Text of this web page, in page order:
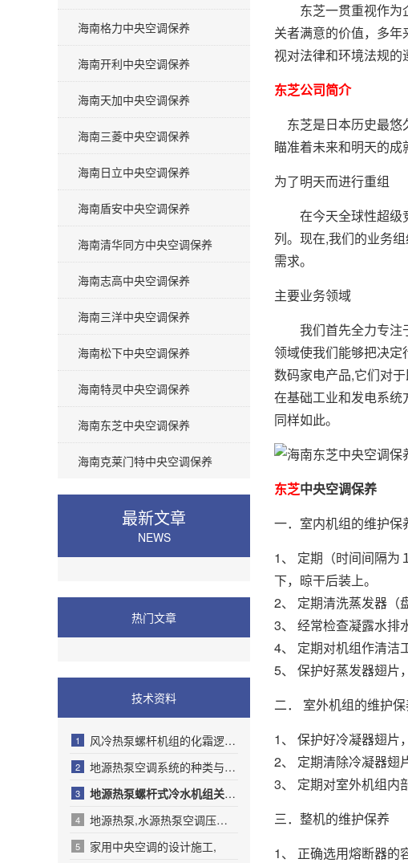
海南格力中央空调保养
海南开利中央空调保养
海南天加中央空调保养
海南三菱中央空调保养
海南日立中央空调保养
海南盾安中央空调保养
海南清华同方中央空调保养
海南志高中央空调保养
海南三洋中央空调保养
海南松下中央空调保养
海南特灵中央空调保养
海南东芝中央空调保养
海南克莱门特中央空调保养
最新文章
NEWS
热门文章
技术资料
1 风冷热泵螺杆机组的化霜逻辑程序
2 地源热泵空调系统的种类与优缺点分析
3 地源热泵螺杆式冷水机组关键参数设置
4 地源热泵,水源热泵空调压缩机能量调节原理图
5 家用中央空调的设计施工,
东芝一贯重视作为企
关者满意的价值，多
视对法律和环境法规的
东芝公司简介
东芝是日本历史最悠
瞄准着未来和明天的成
为了明天而进行重组
在今天全球性超级竞
列。现在,我们的业务
需求。
主要业务领域
我们首先全力专注于
领域使我们能够把决
数码家电产品,它们对
在基础工业和发电系
同样如此。
东芝中央空调保养
一．室内机组的维护保
1、 定期（时间间隔为
下，晾干后装上。
2、 定期清洗蒸发器（
3、 经常检查凝露水排
4、 定期对机组作清洁
5、 保护好蒸发器翅片
二． 室外机组的维护
1、 保护好冷凝器翅片
2、 定期清除冷凝器翅
3、 定期对室外机组内
三．整机的维护保养
1、 正确选用熔断器的